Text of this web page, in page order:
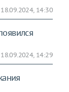
18.09.2024, 14:30
18.09.2024, 14:29